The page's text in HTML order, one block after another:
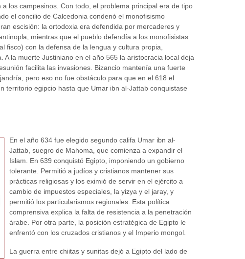
los campesinos. Con todo, el problema principal era de tipo
el concilio de Calcedonia condenó el monofisismo
escisión: la ortodoxia era defendida por mercaderes y
mientras que el pueblo defendía a los monofisistas
fisco) con la defensa de la lengua y cultura propia,
A la muerte Justiniano en el año 565 la aristocracia local deja
facilita las invasiones. Bizancio mantenía una fuerte
pero eso no fue obstáculo para que en el 618 el
territorio egipcio hasta que Umar ibn al-Jattab conquistase
En el año 634 fue elegido segundo califa Umar ibn al-
Jattab, suegro de Mahoma, que comienza a expandir el
Islam. En 639 conquistó Egipto, imponiendo un gobierno
tolerante. Permitió a judíos y cristianos mantener sus
prácticas religiosas y los eximió de servir en el ejército a
cambio de impuestos especiales, la yizya y el jaray, y
permitió los particularismos regionales. Esta política
comprensiva explica la falta de resistencia a la penetración
árabe. Por otra parte, la posición estratégica de Egipto le
enfrentó con los cruzados cristianos y el Imperio mongol.
La guerra entre chiitas y sunitas dejó a Egipto del lado de